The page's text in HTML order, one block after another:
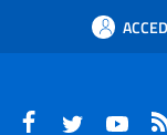
FacebookTwitter